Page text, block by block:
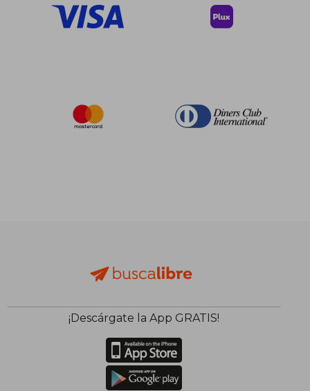
¡Descárgate la App GRATIS!